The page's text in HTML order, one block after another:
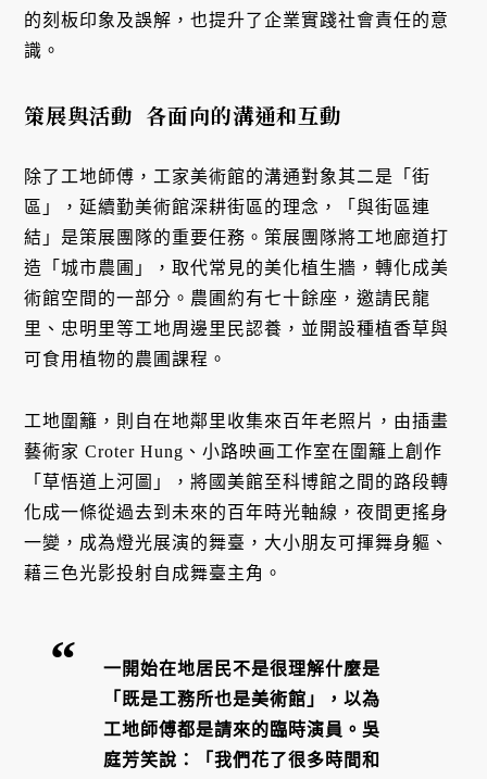
的刻板印象及誤解，也提升了企業實踐社會責任的意
識。
策展與活動 各面向的溝通和互動
除了工地師傅，工家美術館的溝通對象其二是「街
區」，延續勤美術館深耕街區的理念，「與街區連
結」是策展團隊的重要任務。策展團隊將工地廊道打
造「城市農圃」，取代常見的美化植生牆，轉化成美
術館空間的一部分。農圃約有七十餘座，邀請民龍
里、忠明里等工地周邊里民認養，並開設種植香草與
可食用植物的農圃課程。
工地圍籬，則自在地鄰里收集來百年老照片，由插畫
藝術家 Croter Hung、小路映画工作室在圍籬上創作
「草悟道上河圖」，將國美館至科博館之間的路段轉
化成一條從過去到未來的百年時光軸線，夜間更搖身
一變，成為燈光展演的舞臺，大小朋友可揮舞身軀、
藉三色光影投射自成舞臺主角。
一開始在地居民不是很理解什麼是
「既是工務所也是美術館」，以為
工地師傅都是請來的臨時演員。吳
庭芳笑說：「我們花了很多時間和